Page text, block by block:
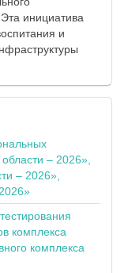
инициатива
и
– 2026»,
– 2026»,
комплекса
комплекса